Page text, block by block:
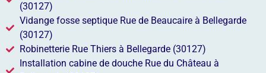
(30127)
Vidange fosse septique Rue de Beaucaire à Bellegarde
(30127)
Robinetterie Rue Thiers à Bellegarde (30127)
Installation cabine de douche Rue du Château à